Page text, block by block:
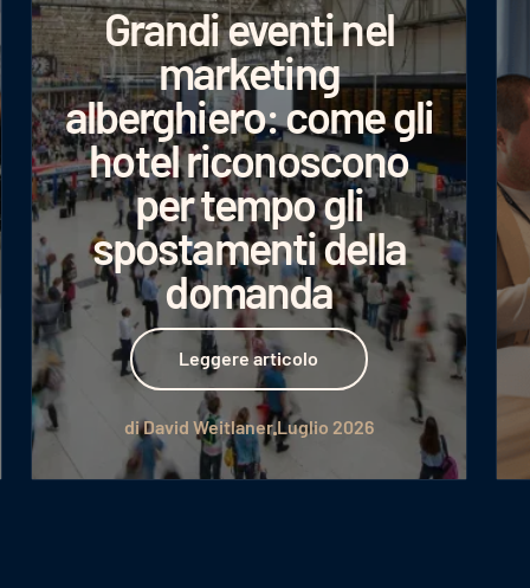
Grandi eventi nel
marketing
alberghiero: come gli
hotel riconoscono
per tempo gli
spostamenti della
domanda
Leggere articolo
Leggere articolo
di David Weitlaner Luglio 2026